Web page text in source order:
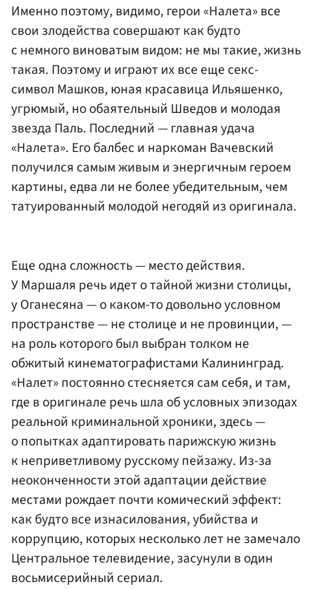
Именно поэтому, видимо, герои «Налета» все
свои злодейства совершают как будто
с немного виноватым видом: не мы такие, жизнь
такая. Поэтому и играют их все еще секс-
символ Машков, юная красавица Ильяшенко,
угрюмый, но обаятельный Шведов и молодая
звезда Паль. Последний — главная удача
«Налета». Его балбес и наркоман Вачевский
получился самым живым и энергичным героем
картины, едва ли не более убедительным, чем
татуированный молодой негодяй из оригинала.
Еще одна сложность — место действия.
У Маршаля речь идет о тайной жизни столицы,
у Оганесяна — о каком-то довольно условном
пространстве — не столице и не провинции, —
на роль которого был выбран толком не
обжитый кинематографистами Калининград.
«Налет» постоянно стесняется сам себя, и там,
где в оригинале речь шла об условных эпизодах
реальной криминальной хроники, здесь —
о попытках адаптировать парижскую жизнь
к неприветливому русскому пейзажу. Из-за
неоконченности этой адаптации действие
местами рождает почти комический эффект:
как будто все изнасилования, убийства и
коррупцию, которых несколько лет не замечало
Центральное телевидение, засунули в один
восьмисерийный сериал.